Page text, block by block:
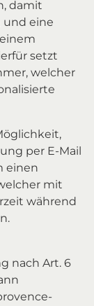
damit
und eine
setzt
welcher
per E-Mail
einen
mit
während
nach Art. 6